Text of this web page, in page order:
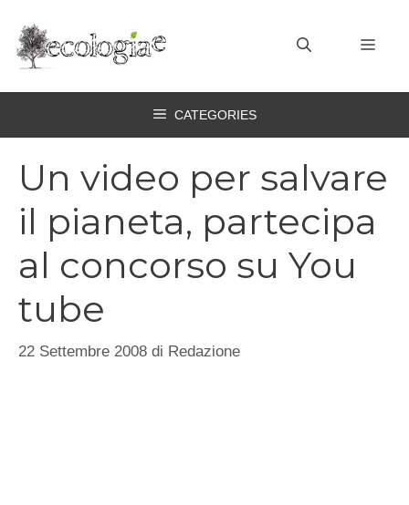
contenuto
CATEGORIES
Un video per salvare
il pianeta, partecipa
al concorso su You
tube
22 Settembre 2008 di Redazione